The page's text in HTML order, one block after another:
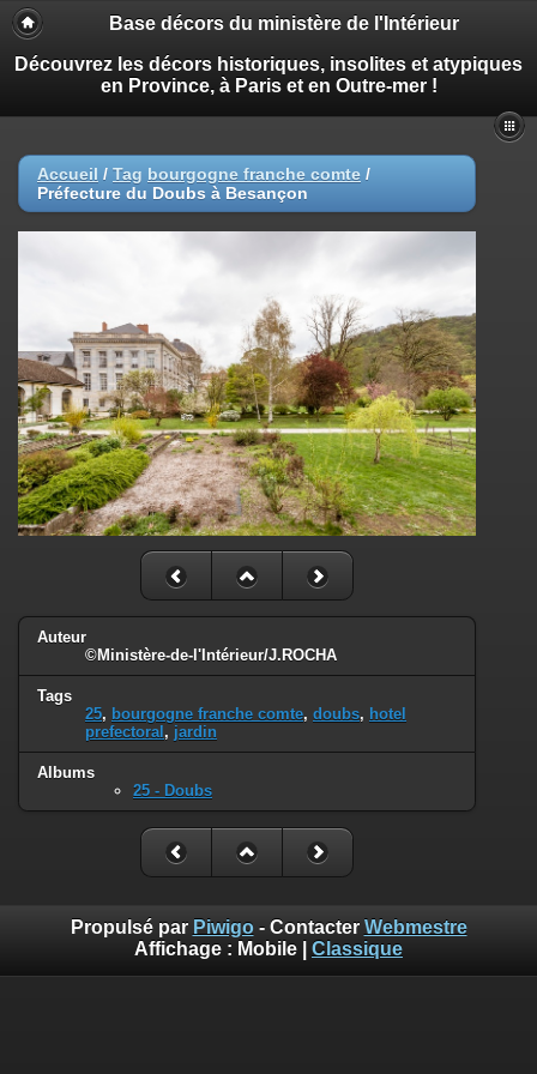
Base décors du ministère de l'Intérieur
Découvrez les décors historiques, insolites et atypiques
en Province, à Paris et en Outre-mer !
Accueil / Tag bourgogne franche comte /
Préfecture du Doubs à Besançon
Auteur
©Ministère-de-l'Intérieur/J.ROCHA
Tags
25, bourgogne franche comte, doubs, hotel
prefectoral , jardin
Albums
25 - Doubs
Propulsé par Piwigo- Contacter Webmestre
Affichage : Mobile Classique